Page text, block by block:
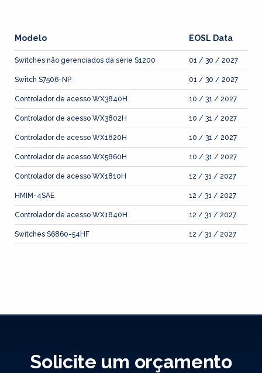
Modelo EOSL Data
Switches não gerenciados da série S1200 01 / 30 / 2027
Switch S7506-NP 01 / 30 / 2027
Controlador de acesso WX3840H 10 / 31 / 2027
Controlador de acesso WX3802H 10 / 31 / 2027
Controlador de acesso WX1820H 10 / 31 / 2027
Controlador de acesso WX5860H 10 / 31 / 2027
Controlador de acesso WX1810H 12 / 31 / 2027
HMIM-4SAE 12 / 31 / 2027
Controlador de acesso WX1840H 12 / 31 / 2027
Switches S6860-54HF 12 / 31 / 2027
Solicite um orçamento